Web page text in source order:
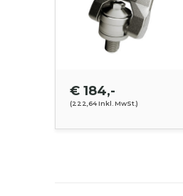
€ 184,-
(222,64 Inkl. MwSt.)